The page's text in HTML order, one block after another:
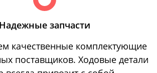
Надежные запчасти
качественные комплектующие
поставщиков. Ходовые детали